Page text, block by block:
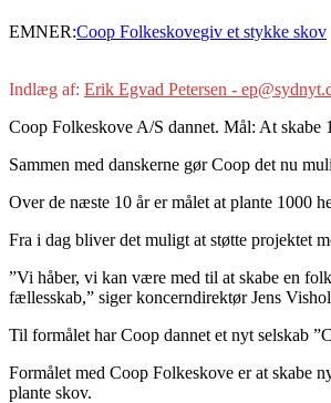
EMNER:Coop Folkeskovegiv et stykke skov
Indlæg af: Erik Egvad Petersen -
Coop Folkeskove A/S dannet. Mål: At skabe
Sammen med danskerne gør Coop det nu
Over de næste 10 år er målet at plante 1000
Fra i dag bliver det muligt at støtte projektet
”Vi håber, vi kan være med til at skabe en
fællesskab,” siger koncerndirektør Jens
Til formålet har Coop dannet et nyt selskab
Formålet med Coop Folkeskove er at skabe
plante skov.